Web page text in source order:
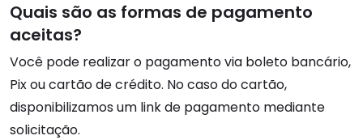
Quais são as formas de pagamento
aceitas?
Você pode realizar o pagamento via boleto bancário,
Pix ou cartão de crédito. No caso do cartão,
disponibilizamos um link de pagamento mediante
solicitação.